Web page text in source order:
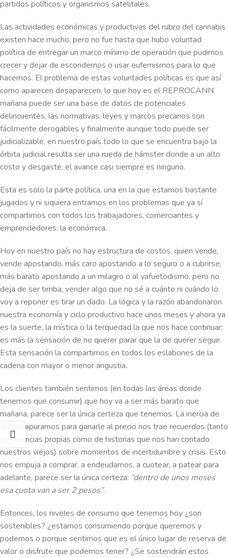
partidos políticos y organismos satelitales.
Las actividades económicas y productivas del rubro del cannabis
existen hace mucho, pero no fue hasta que hubo voluntad
política de entregar un marco mínimo de operación que pudimos
crecer y dejar de escondernos o usar eufemismos para lo que
hacemos. El problema de estas voluntades políticas es que así
como aparecen desaparecen, lo que hoy es el REPROCANN
mañana puede ser una base de datos de potenciales
delincuentes, las normativas, leyes y marcos precarios son
fácilmente derogables y finalmente aunque todo puede ser
judicializable, en nuestro país todo lo que se encuentra bajo la
órbita judicial resulta ser una rueda de hámster donde a un alto
costo y desgaste, el avance casi siempre es ninguno.
Esta es solo la parte política, una en la que estamos bastante
jugados y ni siquiera entramos en los problemas que ya sí
compartimos con todos los trabajadores, comerciantes y
emprendedores: la económica.
Hoy en nuestro país no hay estructura de costos, quien vende,
vende apostando, más caro apostando a lo seguro o a cubrirse,
más barato apostando a un milagro o al yafuetodismo; pero no
deja de ser timba, vender algo que no sé a cuánto ni cuándo lo
voy a reponer es tirar un dado. La lógica y la razón abandonaron
nuestra economía y ciclo productivo hace unos meses y ahora ya
es la suerte, la mística o la terquedad la que nos hace continuar;
es más la sensación de no querer parar que la de querer seguir.
Esta sensación la compartimos en todos los eslabones de la
cadena con mayor o menor angustia.
Los clientes también sentimos (en todas las áreas donde
tenemos que consumir) que hoy va a ser más barato que
mañana, parece ser la única certeza que tenemos. La inercia de
querer apurarnos para ganarle al precio nos trae recuerdos (tanto
de vivencias propias como de historias que nos han contado
nuestros viejos) sobre momentos de incertidumbre y crisis. Esto
nos empuja a comprar, a endeudarnos, a cuotear, a patear para
adelante, parece ser la única certeza: “dentro de unos meses
esa cuota van a ser 2 pesos”.
Entonces, los niveles de consumo que tenemos hoy ¿son
sostenibles? ¿estamos consumiendo porque queremos y
podemos o porque sentimos que es el único lugar de reserva de
valor o disfrute que podemos tener? ¿Se sostendrán estos